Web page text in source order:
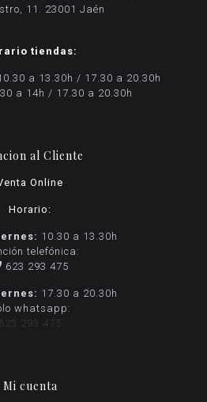
11. 23001 Jaén
tiendas:
a 13.30h / 17.30 a 20.30h
a 14h / 17.30 a 20.30h
al Cliente
Online
Horario:
10.30 a 13.30h
telefónica:
623 293 475
17.30 a 20.30h
whatsapp:
623 293 475
Mi cuenta